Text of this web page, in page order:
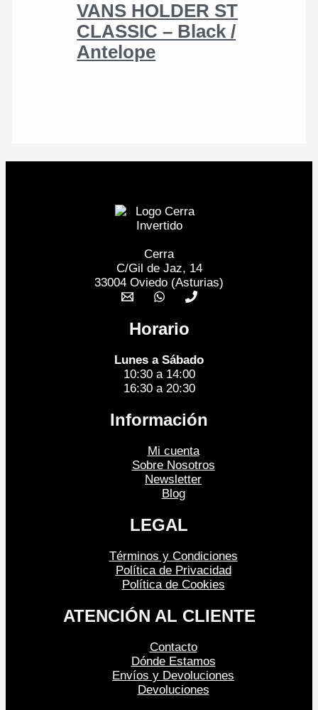
VANS HOLDER ST
CLASSIC – Black /
Antelope
Cerra
C/Gil de Jaz, 14
33004 Oviedo (Asturias)
Horario
Lunes a Sábado
10:30 a 14:00
16:30 a 20:30
Información
Mi cuenta
Sobre Nosotros
Newsletter
Blog
LEGAL
Términos y Condiciones
Política de Privacidad
Política de Cookies
ATENCIÓN AL CLIENTE
Contacto
Dónde Estamos
Envíos y Devoluciones
Devoluciones